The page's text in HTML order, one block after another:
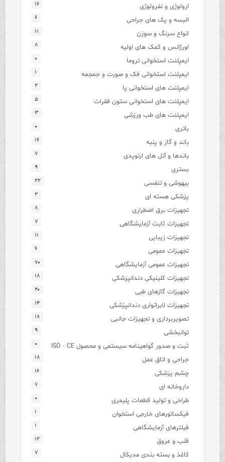
ارولوژی و نفرولوژی ۱۶
البسه و پک های جراحی ۶
انواع سرنگ و سوزن ۱۱
اورژانس و کمک های اولیه ۸
ایمپلنت استخوانی تروما ۰
ایمپلنت استخوانی فک و صورت و جمجمه ۱
ایمپلنت های استخوانی پا ۲
ایمپلنت های استخوانی ستون فقرات ۵
ایمپلنت های طب ورزشی ۳
باتری ۰
باند و گاز و پنبه ۱۶
باندها و آتل های ارتوپدی ۷
بستری ۹
بیهوشی و تنفسی ۲۲
پزشکی هسته ای ۲
تجهیزات برق اضطراری ۸
تجهیزات ثابت آزمایشگاهی ۷
تجهیزات زیبایی ۱۱
تجهیزات عمومی ۶
تجهیزات عمومی آزمایشگاهی ۷۰
تجهیزات کلینیکی دندانپزشکی ۱۸
تجهیزات گازهای طبی ۲۰
تجهیزات لابراتواری دندانپزشکی ۱۴
تصویربرداری و تجهیزات جانبی ۱۸
توانبخشی ۹
ثبت و صدور گواهینامه سیستمی و محصول ISO - CE ۰
جراحی و اتاق عمل ۱۸
چشم پزشکی ۱۶
داروخانه ای ۷
طراحی و تولید قطعات پلیمری ۰
فیکساتورهای خارجی استخوان ۱
فیلترهای آزمایشگاهی ۱
قلب و عروق ۱۲
کاغذ و بسته بندی مدیکال ۷